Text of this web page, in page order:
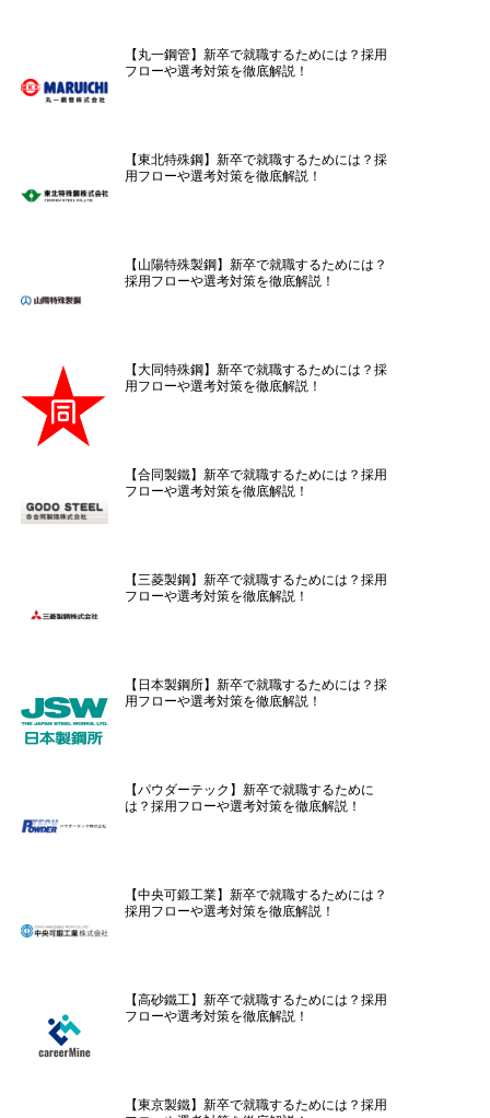
【丸一鋼管】新卒で就職するためには？採用
フローや選考対策を徹底解説！
【東北特殊鋼】新卒で就職するためには？採
用フローや選考対策を徹底解説！
【山陽特殊製鋼】新卒で就職するためには？
採用フローや選考対策を徹底解説！
【大同特殊鋼】新卒で就職するためには？採
用フローや選考対策を徹底解説！
【合同製鐵】新卒で就職するためには？採用
フローや選考対策を徹底解説！
【三菱製鋼】新卒で就職するためには？採用
フローや選考対策を徹底解説！
【日本製鋼所】新卒で就職するためには？採
用フローや選考対策を徹底解説！
【パウダーテック】新卒で就職するために
は？採用フローや選考対策を徹底解説！
【中央可鍛工業】新卒で就職するためには？
採用フローや選考対策を徹底解説！
【高砂鐵工】新卒で就職するためには？採用
フローや選考対策を徹底解説！
【東京製鐵】新卒で就職するためには？採用